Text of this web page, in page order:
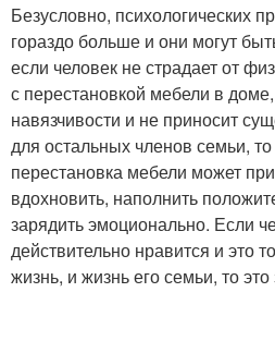
Безусловно, психологических
гораздо больше и они могут
если человек не страдает от
с перестановкой мебели в
навязчивости и не приносит
для остальных членов семьи,
перестановка мебели может
вдохновить, наполнить
зарядить эмоционально. Если
действительно нравится и это
жизнь, и жизнь его семьи, то